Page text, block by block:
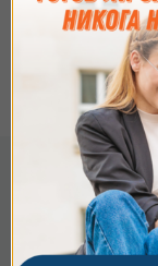
Как да
Ние
бисквитки
работата
на сайта и
съдържание